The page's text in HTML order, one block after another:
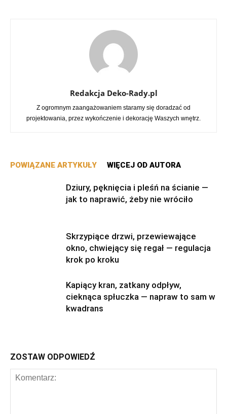
Redakcja Deko-Rady.pl
Z ogromnym zaangażowaniem staramy się doradzać od
projektowania, przez wykończenie i dekorację Waszych wnętrz.
POWIĄZANE ARTYKUŁY WIĘCEJ OD AUTORA
Dziury, pęknięcia i pleśń na ścianie —
jak to naprawić, żeby nie wróciło
Skrzypiące drzwi, przewiewające
okno, chwiejący się regał — regulacja
krok po kroku
Kapiący kran, zatkany odpływ,
cieknąca spłuczka — napraw to sam w
kwadrans
ZOSTAW ODPOWIEDŹ